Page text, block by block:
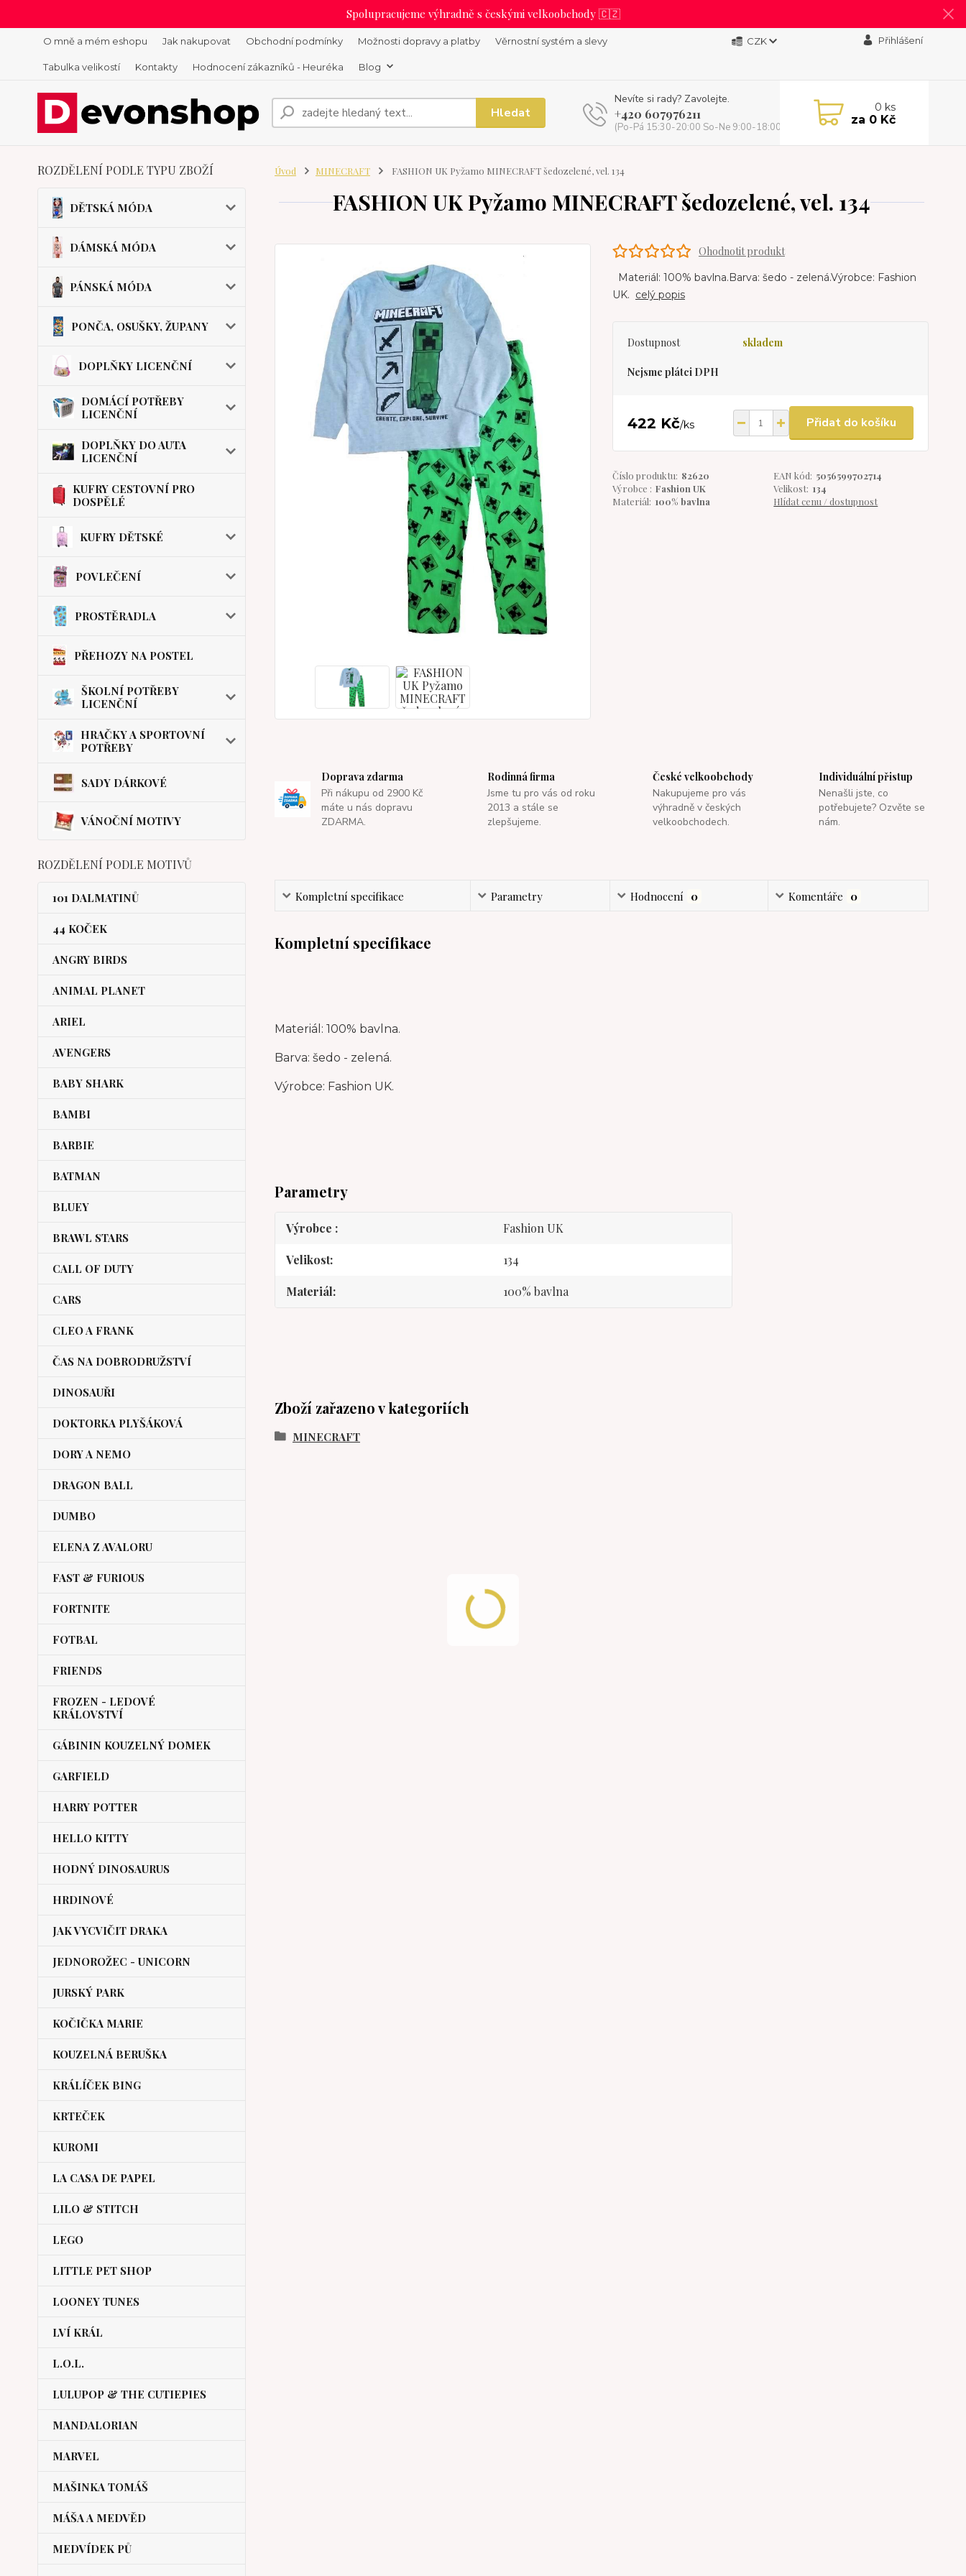
Spolupracujeme výhradně s českými velkoobchody 🇨🇿
O mně a mém eshopu Jak nakupovat Obchodní podmínky Možnosti dopravy a platby Věrnostní systém a slevy
Tabulka velikostí Kontakty Hodnocení zákazníků - Heuréka Blog
CZK Přihlášení
Hledat
Nevíte si rady? Zavolejte.
+420 607976211
(Po-Pá 15:30-20:00 So-Ne 9:00-18:00)
0 ks
za 0 Kč
ROZDĚLENÍ PODLE TYPU ZBOŽÍ
DĚTSKÁ MÓDA
DÁMSKÁ MÓDA
PÁNSKÁ MÓDA
PONČA, OSUŠKY, ŽUPANY
DOPLŇKY LICENČNÍ
DOMÁCÍ POTŘEBY
LICENČNÍ
DOPLŇKY DO AUTA
LICENČNÍ
KUFRY CESTOVNÍ PRO
DOSPĚLÉ
KUFRY DĚTSKÉ
POVLEČENÍ
PROSTĚRADLA
PŘEHOZY NA POSTEL
ŠKOLNÍ POTŘEBY
LICENČNÍ
HRAČKY A SPORTOVNÍ
POTŘEBY
SADY DÁRKOVÉ
VÁNOČNÍ MOTIVY
ROZDĚLENÍ PODLE MOTIVŮ
101 DALMATINŮ
44 KOČEK
ANGRY BIRDS
ANIMAL PLANET
ARIEL
AVENGERS
BABY SHARK
BAMBI
BARBIE
BATMAN
BLUEY
BRAWL STARS
CALL OF DUTY
CARS
CLEO A FRANK
ČAS NA DOBRODRUŽSTVÍ
DINOSAUŘI
DOKTORKA PLYŠÁKOVÁ
DORY A NEMO
DRAGON BALL
DUMBO
ELENA Z AVALORU
FAST & FURIOUS
FORTNITE
FOTBAL
FRIENDS
FROZEN - LEDOVÉ
KRÁLOVSTVÍ
GÁBININ KOUZELNÝ DOMEK
GARFIELD
HARRY POTTER
HELLO KITTY
HODNÝ DINOSAURUS
HRDINOVÉ
JAK VYCVIČIT DRAKA
JEDNOROŽEC - UNICORN
JURSKÝ PARK
KOČIČKA MARIE
KOUZELNÁ BERUŠKA
KRÁLÍČEK BING
KRTEČEK
KUROMI
LA CASA DE PAPEL
LILO & STITCH
LEGO
LITTLE PET SHOP
LOONEY TUNES
LVÍ KRÁL
L.O.L.
LULUPOP & THE CUTIEPIES
MANDALORIAN
MARVEL
MAŠINKA TOMÁŠ
MÁŠA A MEDVĚD
MEDVÍDEK PŮ
Úvod MINECRAFT FASHION UK Pyžamo MINECRAFT šedozelené, vel. 134
FASHION UK Pyžamo MINECRAFT šedozelené, vel. 134
Ohodnotit produkt
Materiál: 100% bavlna.Barva: šedo - zelená.Výrobce: Fashion
UK. celý popis
Dostupnost skladem
Nejsme plátci DPH
422 Kč/ks Přidat do košíku
Číslo produktu: 82620 EAN kód: 5056599702714
Výrobce : Fashion UK Velikost: 134
Materiál: 100% bavlna Hlídat cenu / dostupnost
Doprava zdarma
Při nákupu od 2900 Kč
máte u nás dopravu
ZDARMA.
Rodinná firma
Jsme tu pro vás od roku
2013 a stále se
zlepšujeme.
České velkoobchody
Nakupujeme pro vás
výhradně v českých
velkoobchodech.
Individuální přistup
Nenašli jste, co
potřebujete? Ozvěte se
nám.
Kompletní specifikace Parametry Hodnocení 0 Komentáře 0
Kompletní specifikace
Materiál: 100% bavlna.
Barva: šedo - zelená.
Výrobce: Fashion UK.
Parametry
Výrobce Fashion UK
Velikost 134
Materiál 100% bavlna
Zboží zařazeno v kategoriích
MINECRAFT